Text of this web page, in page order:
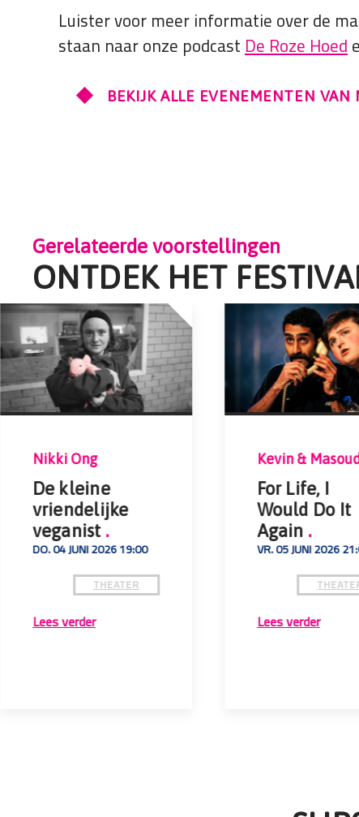
Luister voor meer informatie over de
staan naar onze podcastDe Roze Hoed
BEKIJK ALLE EVENEMENTEN
Gerelateerde voorstellingen
ONTDEK HET
Nikki Ong
De kleine
vriendelijke
veganist .
DO. 04 JUNI 2026 19:00
THEATER
Lees verder
Kevin &
For Life, I
Would Do It
Again .
VR. 05 JUNI 2026
Lees verder